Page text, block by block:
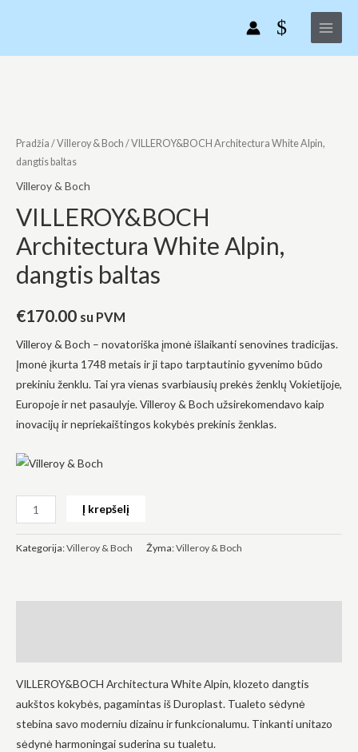
Main
Menu
Pradžia /Villeroy & Boch / VILLEROY&BOCH Architectura White Alpin,
dangtis baltas
Villeroy & Boch
VILLEROY&BOCH
Architectura White Alpin,
dangtis baltas
€170.00 su PVM
Villeroy & Boch – novatoriška įmonė išlaikanti senovines tradicijas.
Įmonė įkurta 1748 metais ir ji tapo tarptautinio gyvenimo būdo
prekiniu ženklu. Tai yra vienas svarbiausių prekės ženklų Vokietijoje,
Europoje ir net pasaulyje. Villeroy & Boch užsirekomendavo kaip
inovacijų ir nepriekaištingos kokybės prekinis ženklas.
Architectura
White
Alpin,
baltas
Į krepšelį
Kategorija:Villeroy & Boch Žyma:Villeroy & Boch
VILLEROY&BOCH Architectura White Alpin, klozeto dangtis
aukštos kokybės, pagamintas iš Duroplast. Tualeto sėdynė
stebina savo moderniu dizainu ir funkcionalumu. Tinkanti unitazo
sėdynė harmoningai suderina su tualetu.
Būtinas
yra
privalomi.
Jie
kad
pagerinti
funkcionalumą
ir struktūrą,
į tai, kaip
svetainė yra